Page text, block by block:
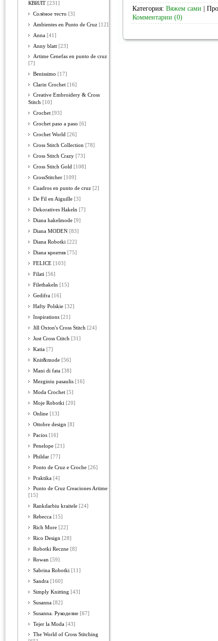
КВИЛТ [231]
Солёное тесто [3]
Ambientes en Punto de Cruz [12]
Anna [41]
Anny blatt [23]
Artime Cenefas en punto de cruz
[7]
Benissimo [17]
Clarin Crochet [16]
Creative Embroidery & Cross
Stitch [10]
Crochet [93]
Crochet paso a paso [6]
Crochet World [26]
Cross Stitch Collection [78]
Cross Stitch Crazy [73]
Cross Stitch Gold [108]
CrossStitcher [109]
Cuadros en punto de cruz [2]
De Fil en Aiguille [3]
Dekoratives Hakeln [7]
Diana hakelmode [9]
Diana MODEN [83]
Diana Robotki [22]
Diana креатив [75]
FELICE [103]
Filati [56]
Filethakeln [15]
Gedifra [16]
Hafty Polskie [32]
Inspirations [21]
Jill Oxton's Cross Stitch [24]
Just Cross Ctitch [31]
Katia [7]
Knit&mode [56]
Mani di fata [38]
Mezginiu pasaulis [16]
Moda Crochet [5]
Moje Robotki [20]
Online [13]
Ottobre design [8]
Pacios [16]
Penelope [21]
Phildar [77]
Ponto de Cruz e Croche [26]
Praktika [4]
Punto de Cruz Creaciones Artime
[15]
Rankdarbiu kraitele [24]
Rebecca [15]
Rich More [22]
Rico Design [28]
Robotki Reczne [8]
Rowan [59]
Sabrina Robotki [11]
Sandra [160]
Simply Knitting [43]
Susanna [82]
Susanna. Рукоделие [67]
Tejer la Moda [43]
The World of Cross Stitching
Категория: Вяжем сами |
Комментарии (0)